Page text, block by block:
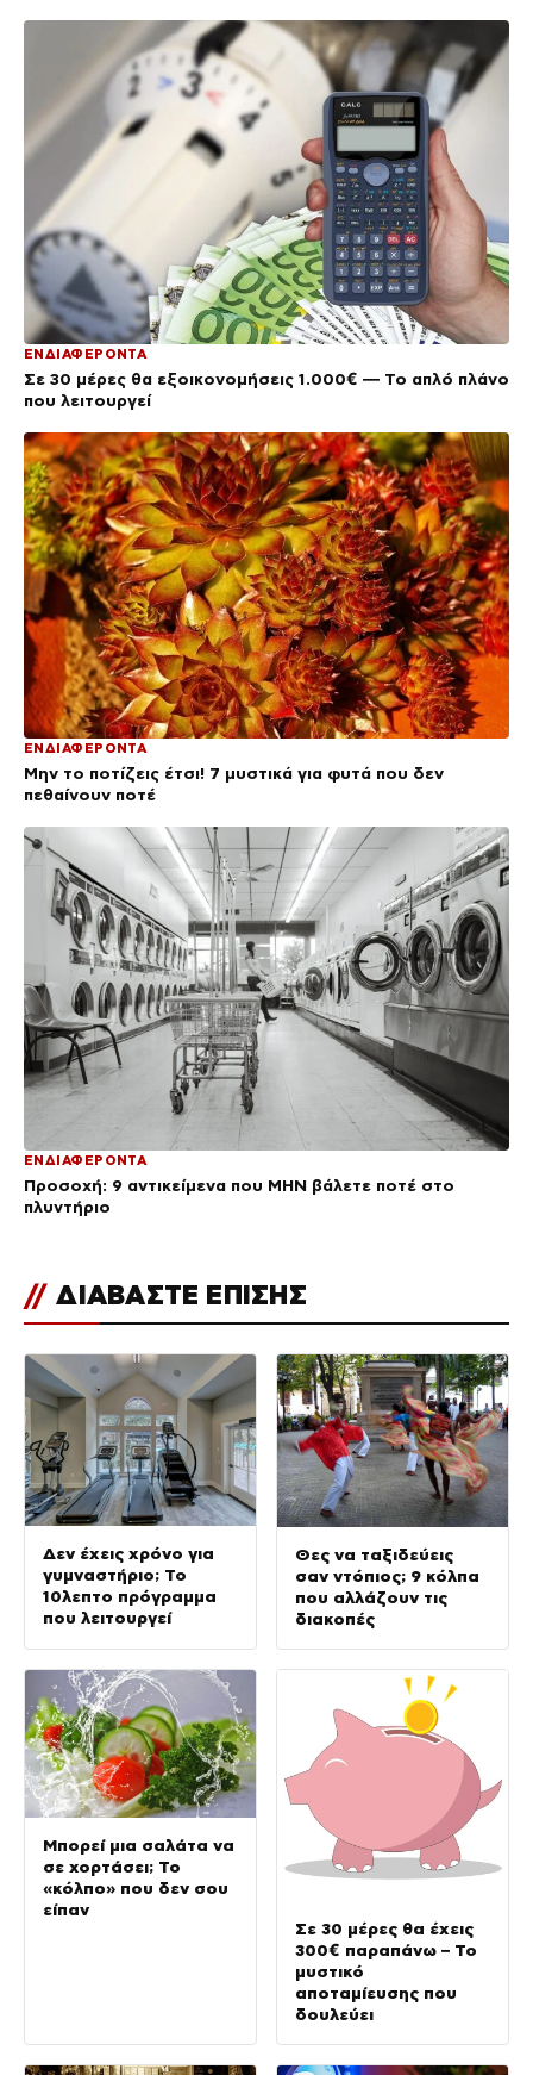
ΕΝΔΙΑΦΕΡΟΝΤΑ
Σε 30 μέρες θα εξοικονομήσεις 1.000€ — Το απλό πλάνο
που λειτουργεί
ΕΝΔΙΑΦΕΡΟΝΤΑ
Μην το ποτίζεις έτσι! 7 μυστικά για φυτά που δεν
πεθαίνουν ποτέ
ΕΝΔΙΑΦΕΡΟΝΤΑ
Προσοχή: 9 αντικείμενα που ΜΗΝ βάλετε ποτέ στο
πλυντήριο
// ΔΙΑΒΑΣΤΕ ΕΠΙΣΗΣ
Δεν έχεις χρόνο για
γυμναστήριο; Το
10λεπτο πρόγραμμα
που λειτουργεί
Θες να ταξιδεύεις
σαν ντόπιος; 9 κόλπα
που αλλάζουν τις
διακοπές
Μπορεί μια σαλάτα να
σε χορτάσει; Το
«κόλπο» που δεν σου
είπαν
Σε 30 μέρες θα έχεις
300€ παραπάνω – Το
μυστικό
αποταμίευσης που
δουλεύει